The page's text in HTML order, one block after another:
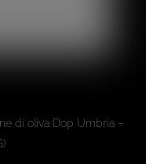
di oliva Dop Umbria –